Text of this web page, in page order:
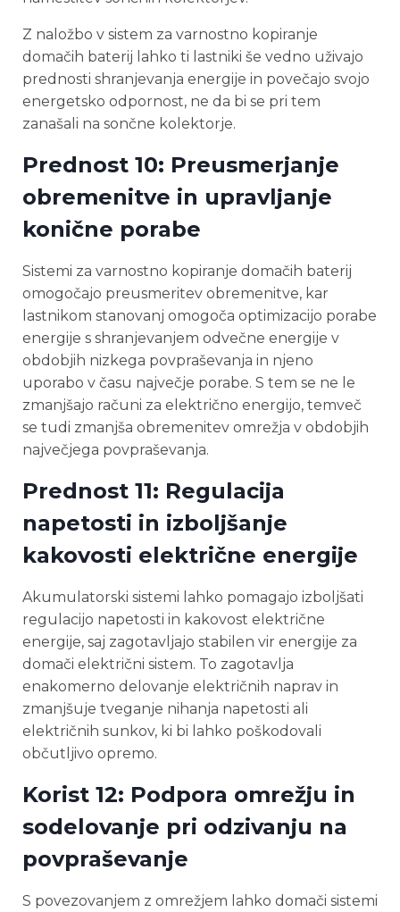
Z naložbo v sistem za varnostno kopiranje
domačih baterij lahko ti lastniki še vedno uživajo
prednosti shranjevanja energije in povečajo svojo
energetsko odpornost, ne da bi se pri tem
zanašali na sončne kolektorje.
Prednost 10: Preusmerjanje
obremenitve in upravljanje
konične porabe
Sistemi za varnostno kopiranje domačih baterij
omogočajo preusmeritev obremenitve, kar
lastnikom stanovanj omogoča optimizacijo porabe
energije s shranjevanjem odvečne energije v
obdobjih nizkega povpraševanja in njeno
uporabo v času največje porabe. S tem se ne le
zmanjšajo računi za električno energijo, temveč
se tudi zmanjša obremenitev omrežja v obdobjih
največjega povpraševanja.
Prednost 11: Regulacija
napetosti in izboljšanje
kakovosti električne energije
Akumulatorski sistemi lahko pomagajo izboljšati
regulacijo napetosti in kakovost električne
energije, saj zagotavljajo stabilen vir energije za
domači električni sistem. To zagotavlja
enakomerno delovanje električnih naprav in
zmanjšuje tveganje nihanja napetosti ali
električnih sunkov, ki bi lahko poškodovali
občutljivo opremo.
Korist 12: Podpora omrežju in
sodelovanje pri odzivanju na
povpraševanje
S povezovanjem z omrežjem lahko domači sistemi